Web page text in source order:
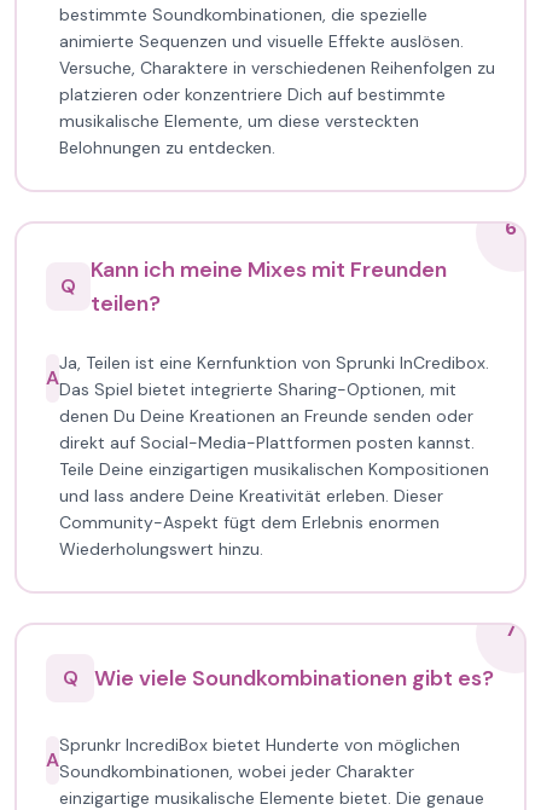
bestimmte Soundkombinationen, die spezielle
animierte Sequenzen und visuelle Effekte auslösen.
Versuche, Charaktere in verschiedenen Reihenfolgen zu
platzieren oder konzentriere Dich auf bestimmte
musikalische Elemente, um diese versteckten
Belohnungen zu entdecken.
6
Q
Kann ich meine Mixes mit Freunden
teilen?
A
Ja, Teilen ist eine Kernfunktion von Sprunki InCredibox.
Das Spiel bietet integrierte Sharing-Optionen, mit
denen Du Deine Kreationen an Freunde senden oder
direkt auf Social-Media-Plattformen posten kannst.
Teile Deine einzigartigen musikalischen Kompositionen
und lass andere Deine Kreativität erleben. Dieser
Community-Aspekt fügt dem Erlebnis enormen
Wiederholungswert hinzu.
7
Q
Wie viele Soundkombinationen gibt es?
A
Sprunkr IncrediBox bietet Hunderte von möglichen
Soundkombinationen, wobei jeder Charakter
einzigartige musikalische Elemente bietet. Die genaue